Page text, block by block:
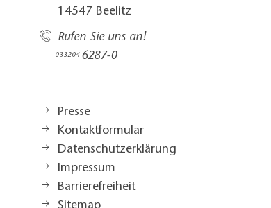
14547 Beelitz
Rufen Sie uns an!
033204 6287-0
Presse
Kontaktformular
Datenschutzerklärung
Impressum
Barrierefreiheit